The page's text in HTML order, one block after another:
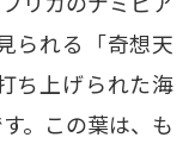
られる「奇想天
ち上げられた海
。この葉は、も